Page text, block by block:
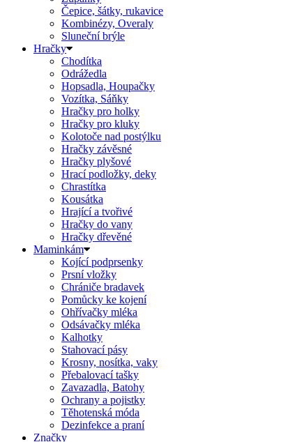
Čepice, šátky, rukavice
Kombinézy, Overaly
Sluneční brýle
Hračky
Chodítka
Odrážedla
Hopsadla, Houpačky
Vozítka, Sáňky
Hračky pro holky
Hračky pro kluky
Kolotoče nad postýlku
Hračky závěsné
Hračky plyšové
Hrací podložky, deky
Chrastítka
Kousátka
Hrající a tvořivé
Hračky do vany
Hračky dřevěné
Maminkám
Kojící podprsenky
Prsní vložky
Chrániče bradavek
Pomůcky ke kojení
Ohřívačky mléka
Odsávačky mléka
Kalhotky
Stahovací pásy
Krosny, nosítka, vaky
Přebalovací tašky
Zavazadla, Batohy
Ochrany a pojistky
Těhotenská móda
Dezinfekce a praní
Značky